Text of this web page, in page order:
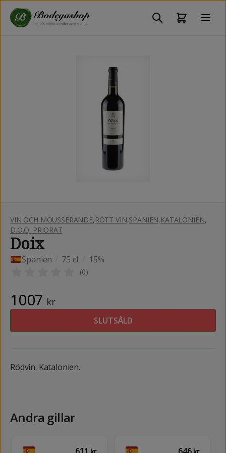
VIN OCH MOUSSERANDE,RÖTT VIN,SPANIEN,KATALONIEN,
D.O.Q. PRIORAT
Doix
Spanien 75 cl 15%
(0)
1007 kr
SLUTSÅLD
Rödvin. Katalonien.
Andra gillar